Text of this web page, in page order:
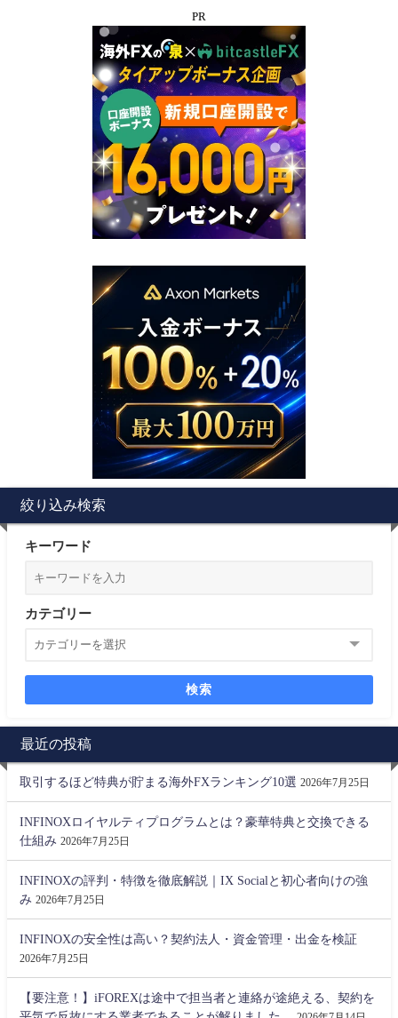
PR
絞り込み検索
キーワード
カテゴリー
検索
最近の投稿
取引するほど特典が貯まる海外FXランキング10選 2026年7月25日
INFINOXロイヤルティプログラムとは？豪華特典と交換できる
仕組み 2026年7月25日
INFINOXの評判・特徴を徹底解説｜IX Socialと初心者向けの強
み 2026年7月25日
INFINOXの安全性は高い？契約法人・資金管理・出金を検証
2026年7月25日
【要注意！】iFOREXは途中で担当者と連絡が途絶える、契約を